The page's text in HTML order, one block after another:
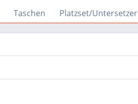
Taschen Platzset/Untersetzer